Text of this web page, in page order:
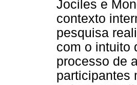
Jociles e
contexto
pesquisa
com o intuito
processo de
participantes